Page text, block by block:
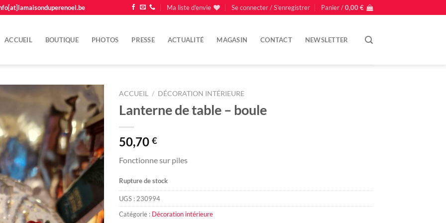
Ma liste d'envie Se connecter / S’enregistrer Panier /0,00€
ACCUEIL BOUTIQUE PHOTOS PRESSE ACTUALITÉ MAGASIN CONTACT NEWSLETTER
Ajouter
à la
liste
d'envie
ACCUEIL / DÉCORATION INTÉRIEURE
Lanterne de table – boule
50,70 €
Fonctionne sur piles
Rupture de stock
UGS :230994
Catégorie : Décoration intérieure